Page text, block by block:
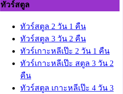
ทัวร์สตูล
ทัวร์สตูล 2 วัน 1 คืน
ทัวร์สตูล 3 วัน 2 คืน
ทัวร์เกาะหลีเป๊ะ 2 วัน 1 คืน
ทัวร์เกาะหลีเป๊ะ สตูล 3 วัน 2
คืน
ทัวร์สตูล เกาะหลีเป๊ะ 4 วัน 3